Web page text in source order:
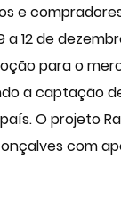
e
a 12 de
para o
a captação
O projeto
com